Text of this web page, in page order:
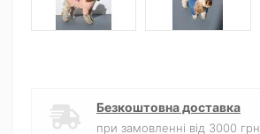
Безкоштовна доставка
при замовленні від 3000 грн.